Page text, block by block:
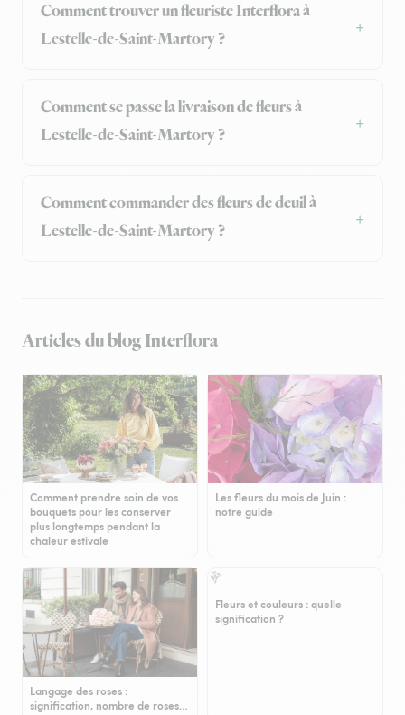
Comment trouver un fleuriste Interflora à
Lestelle-de-Saint-Martory ?
Comment se passe la livraison de fleurs à
Lestelle-de-Saint-Martory ?
Comment commander des fleurs de deuil à
Lestelle-de-Saint-Martory ?
Articles du blog Interflora
Comment prendre soin de vos
bouquets pour les conserver
plus longtemps pendant la
chaleur estivale
Les fleurs du mois de Juin :
notre guide
Langage des roses :
signification, nombre de roses…
Fleurs et couleurs : quelle
signification ?